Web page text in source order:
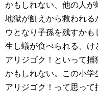
かもしれない、他の人
地獄が飢えから救われる
ウとなり子孫を残すか
生し蟻が食べられる、
アリジゴク！といって
かもしれない。この小学
アリジゴク！って思っ